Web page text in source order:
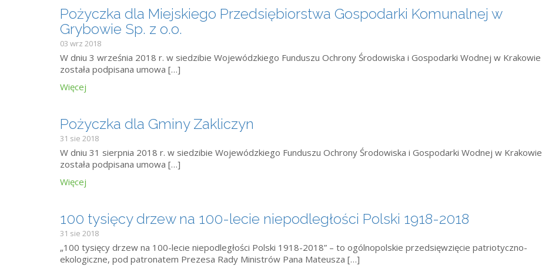
Pożyczka dla Miejskiego Przedsiębiorstwa Gospodarki Komunalnej w
Grybowie Sp. z o.o.
03 wrz 2018
W dniu 3 września 2018 r. w siedzibie Wojewódzkiego Funduszu Ochrony Środowiska i Gospodarki Wodnej w Krakowie
została podpisana umowa […]
Więcej
Pożyczka dla Gminy Zakliczyn
31 sie 2018
W dniu 31 sierpnia 2018 r. w siedzibie Wojewódzkiego Funduszu Ochrony Środowiska i Gospodarki Wodnej w Krakowie
została podpisana umowa […]
Więcej
100 tysięcy drzew na 100-lecie niepodległości Polski 1918-2018
31 sie 2018
„100 tysięcy drzew na 100-lecie niepodległości Polski 1918-2018” – to ogólnopolskie przedsięwzięcie patriotyczno-
ekologiczne, pod patronatem Prezesa Rady Ministrów Pana Mateusza […]